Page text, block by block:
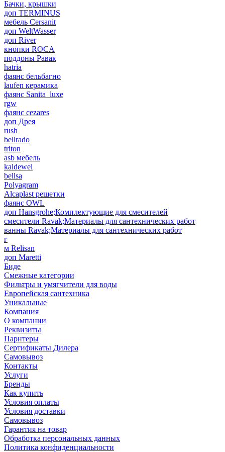
Бачки, крышки
доп TERMINUS
мебель Cersanit
доп WeltWasser
доп River
кнопки ROCA
поддоны Равак
hatria
фаянс бельбагно
laufen керамика
фаянс Sanita_luxe
rgw
фаянс cezares
доп Дрея
rush
bellrado
triton
asb мебель
kaldewei
bellsa
Polyagram
Alcaplast решетки
фаянс OWL
доп Hansgrohe;Комплектующие для смесителей
смесители Ravak;Материалы для сантехнических работ
ванны Ravak;Материалы для сантехнических работ
г
м Relisan
доп Maretti
Биде
Смежные категории
Фильтры и умягчители для воды
Европейская сантехника
Уникальные
Компания
О компании
Реквизиты
Парнтеры
Сертификаты Дилера
Самовывоз
Контакты
Услуги
Бренды
Как купить
Условия оплаты
Условия доставки
Самовывоз
Гарантия на товар
Обработка персональных данных
Политика конфиденциальности